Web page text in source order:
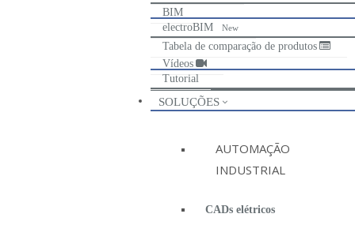
BIM
electroBIM
New
Tabela de comparação de produtos
Vídeos
Tutorial
SOLUÇÕES
AUTOMAÇÃO
INDUSTRIAL
CADs elétricos